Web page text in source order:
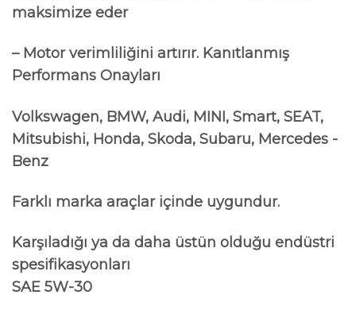
maksimize eder
– Motor verimliliğini artırır. Kanıtlanmış
Performans Onayları
Volkswagen, BMW, Audi, MINI, Smart, SEAT,
Mitsubishi, Honda, Skoda, Subaru, Mercedes -
Benz
Farklı marka araçlar içinde uygundur.
Karşıladığı ya da daha üstün olduğu endüstri
spesifikasyonları
SAE 5W-30